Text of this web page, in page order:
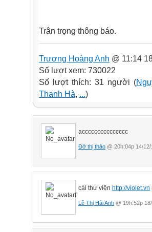
Trân trọng thông báo.
Trương Hoàng Anh @ 11:14
Số lượt xem: 730022
Số lượt thích: 31 người (
Thanh Hà, ...)
accccccccccccccc
Đở thị thảo @ 20h:04p 14/12/
cái thư viện http://violet.vn
Lê Thị Hải Anh @ 19h:52p